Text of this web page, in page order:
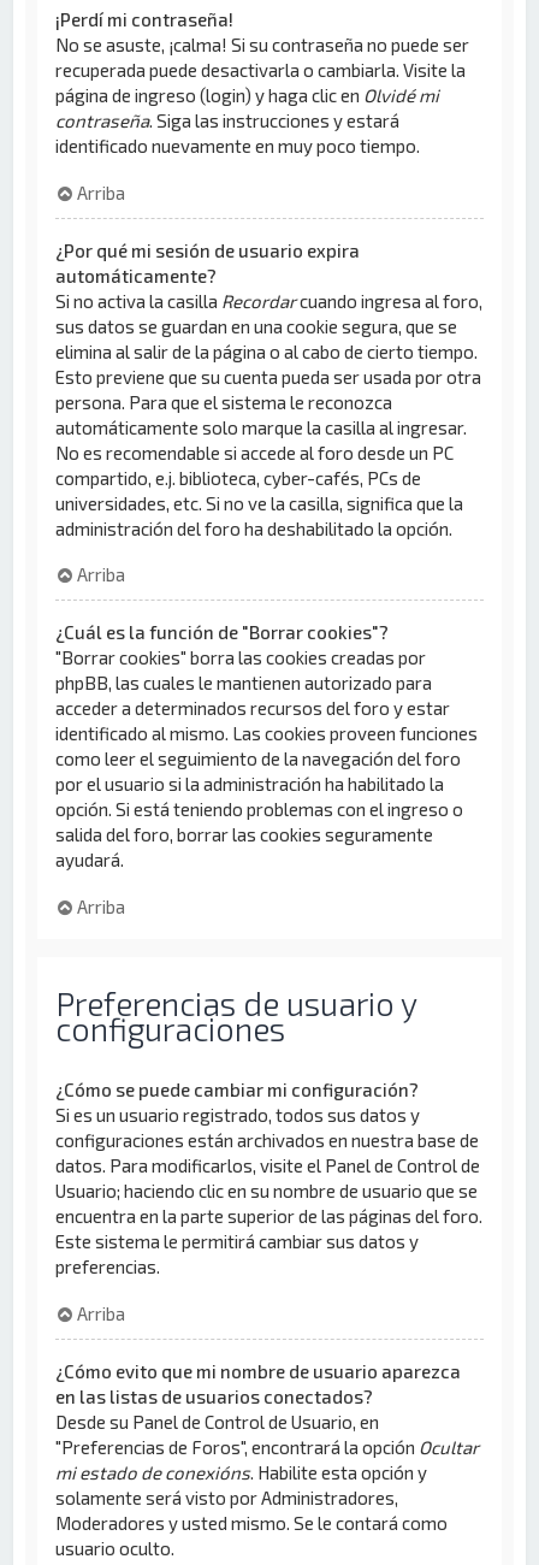
¡Perdí mi contraseña!
No se asuste, ¡calma! Si su contraseña no puede ser
recuperada puede desactivarla o cambiarla. Visite la
página de ingreso (login) y haga clic en Olvidé mi
contraseña. Siga las instrucciones y estará
identificado nuevamente en muy poco tiempo.
Arriba
¿Por qué mi sesión de usuario expira
automáticamente?
Si no activa la casilla Recordarcuando ingresa al foro,
sus datos se guardan en una cookie segura, que se
elimina al salir de la página o al cabo de cierto tiempo.
Esto previene que su cuenta pueda ser usada por otra
persona. Para que el sistema le reconozca
automáticamente solo marque la casilla al ingresar.
No es recomendable si accede al foro desde un PC
compartido, e.j. biblioteca, cyber-cafés, PCs de
universidades, etc. Si no ve la casilla, significa que la
administración del foro ha deshabilitado la opción.
Arriba
¿Cuál es la función de "Borrar cookies"?
"Borrar cookies" borra las cookies creadas por
phpBB, las cuales le mantienen autorizado para
acceder a determinados recursos del foro y estar
identificado al mismo. Las cookies proveen funciones
como leer el seguimiento de la navegación del foro
por el usuario si la administración ha habilitado la
opción. Si está teniendo problemas con el ingreso o
salida del foro, borrar las cookies seguramente
ayudará.
Arriba
Preferencias de usuario y
configuraciones
¿Cómo se puede cambiar mi configuración?
Si es un usuario registrado, todos sus datos y
configuraciones están archivados en nuestra base de
datos. Para modificarlos, visite el Panel de Control de
Usuario; haciendo clic en su nombre de usuario que se
encuentra en la parte superior de las páginas del foro.
Este sistema le permitirá cambiar sus datos y
preferencias.
Arriba
¿Cómo evito que mi nombre de usuario aparezca
en las listas de usuarios conectados?
Desde su Panel de Control de Usuario, en
"Preferencias de Foros", encontrará la opción Ocultar
mi estado de conexións. Habilite esta opción y
solamente será visto por Administradores,
Moderadores y usted mismo. Se le contará como
usuario oculto.